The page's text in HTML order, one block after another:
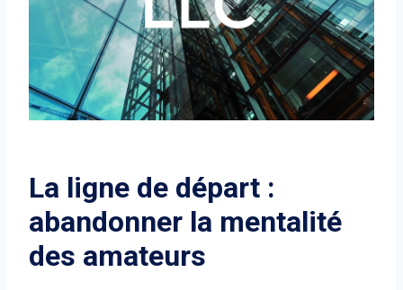
La ligne de départ :
abandonner la mentalité
des amateurs